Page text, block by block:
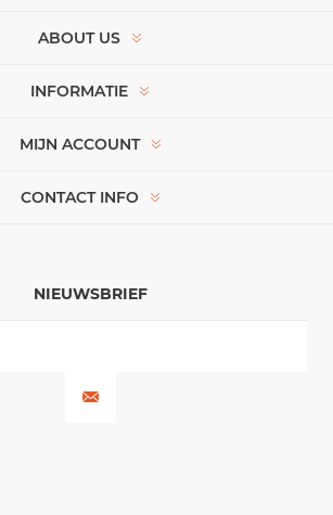
ABOUT US
INFORMATIE
MIJN ACCOUNT
CONTACT INFO
NIEUWSBRIEF